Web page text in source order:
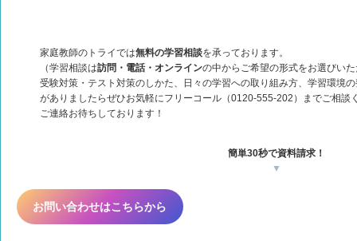
家庭教師のトライでは無料の学習相談を承っております。
（学習相談は訪問・電話・オンラインの中からご希望の形式をお選びい
受験対策・テスト対策のしかた、日々の学習への取り組み方、学習環境
がありましたらぜひお気軽にフリーコール（0120-555-202）までご相談
ご連絡お待ちしております！
簡単30秒で資料請求！
▼
お問い合わせはこちらから